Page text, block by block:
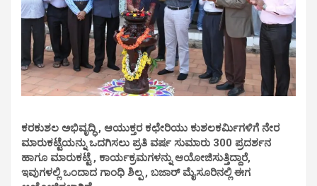
ಕರಕುಶಲ ಅಭಿವೃದ್ಧಿ , ಆಯುಕ್ತರ ಕಛೇರಿಯು ಕುಶಲಕರ್ಮಿಗಳಿಗೆ ನೇರ
ಮಾರುಕಟ್ಟೆಯನ್ನು ಒದಗಿಸಲು ಪ್ರತಿ ವರ್ಷ ಸುಮಾರು 300 ಪ್ರದರ್ಶನ
ಹಾಗೂ ಮಾರುಕಟ್ಟೆ , ಕಾರ್ಯಕ್ರಮಗಳನ್ನು ಆಯೋಜಿಸುತ್ತಿದ್ದಾರೆ,
ಇವುಗಳಲ್ಲಿ ಒಂದಾದ ಗಾಂಧಿ ಶಿಲ್ಪ , ಬಜಾರ್‌ ಮೈಸೂರಿನಲ್ಲಿ ಈಗ